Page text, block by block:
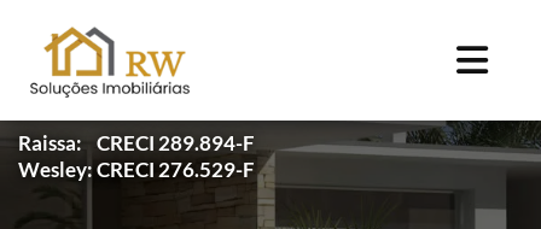
Raissa: CRECI 289.894-F
Wesley: CRECI 276.529-F